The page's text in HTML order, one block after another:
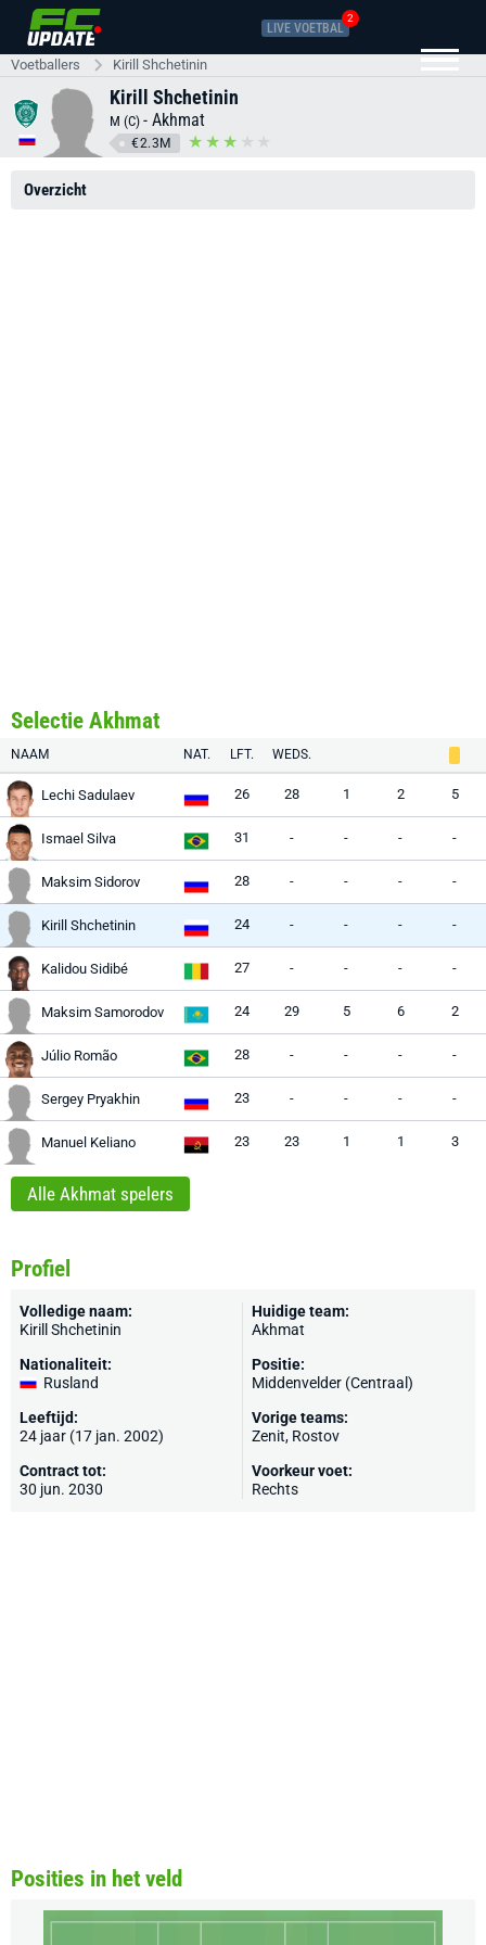
LIVE VOETBAL
2
Voetballers Kirill Shchetinin
Kirill Shchetinin
M (C) - Akhmat
€2.3M
Overzicht
Selectie Akhmat
NAAM NAT. LFT. WEDS.
Lechi Sadulaev 26 28 1 2 5
Ismael Silva 31 - - - -
Maksim Sidorov 28 - - - -
Kirill Shchetinin 24 - - - -
Kalidou Sidibé 27 - - - -
Maksim Samorodov 24 29 5 6 2
Júlio Romão 28 - - - -
Sergey Pryakhin 23 - - - -
Manuel Keliano 23 23 1 1 3
Alle Akhmat spelers
Profiel
Volledige naam:
Kirill Shchetinin
Nationaliteit:
Rusland
Leeftijd:
24 jaar (17 jan. 2002)
Contract tot:
30 jun. 2030
Huidige team:
Akhmat
Positie:
Middenvelder (Centraal)
Vorige teams:
Zenit, Rostov
Voorkeur voet:
Rechts
Posities in het veld